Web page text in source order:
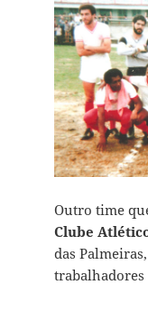
Outro time
Clube
das